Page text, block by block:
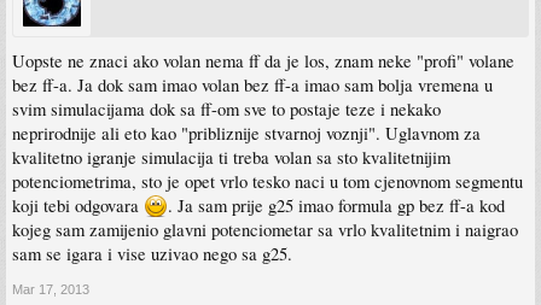
Uopste ne znaci ako volan nema ff da je los, znam neke "profi" volane
bez ff-a. Ja dok sam imao volan bez ff-a imao sam bolja vremena u
svim simulacijama dok sa ff-om sve to postaje teze i nekako
neprirodnije ali eto kao "pribliznije stvarnoj voznji". Uglavnom za
kvalitetno igranje simulacija ti treba volan sa sto kvalitetnijim
potenciometrima, sto je opet vrlo tesko naci u tom cjenovnom segmentu
koji tebi odgovara
. Ja sam prije g25 imao formula gp bez ff-a kod
kojeg sam zamijenio glavni potenciometar sa vrlo kvalitetnim i naigrao
sam se igara i vise uzivao nego sa g25.
Mar 17, 2013